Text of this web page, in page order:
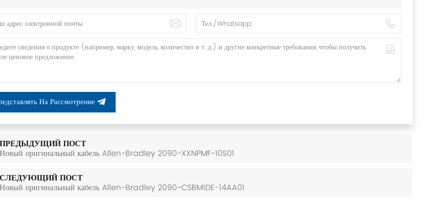
На Рассмотрение
ПРЕДЫДУЩИЙ ПОСТ
Новый оригинальный кабель Allen-Bradley 2090-XXNPMF-10S01
СЛЕДУЮЩИЙ ПОСТ
Новый оригинальный кабель Allen-Bradley 2090-CSBM1DE-14AA01